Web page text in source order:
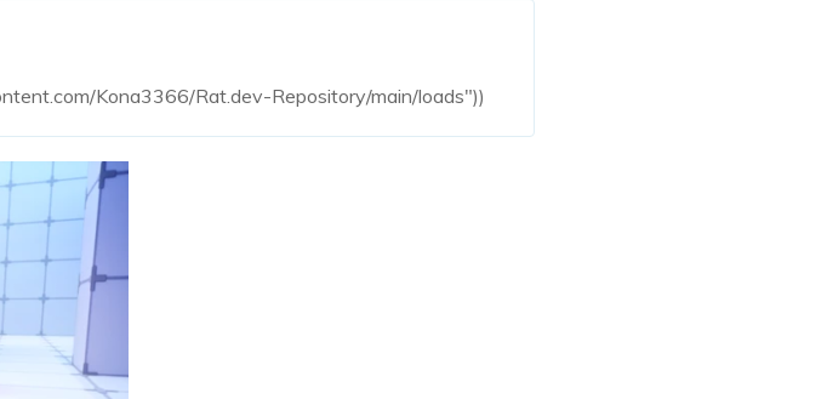
Kona3366/Rat.dev-Repository/main/loads"))